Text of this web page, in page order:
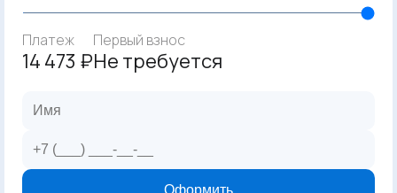
Платеж
14 473 ₽
Первый взнос
Не требуется
Оформить